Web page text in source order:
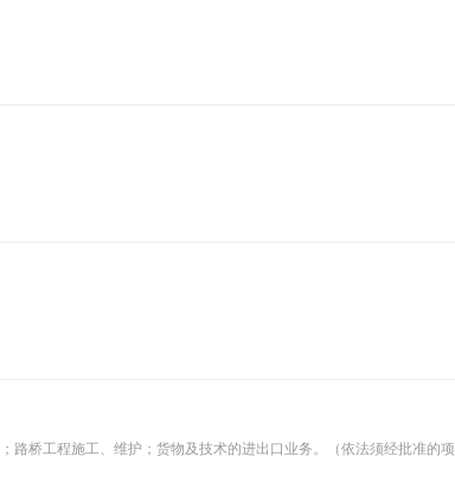
路桥工程施工、维护；货物及技术的进出口业务。（依法须经批准的项